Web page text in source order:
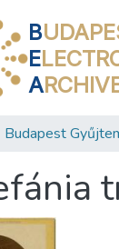
B
E
A
Budapest